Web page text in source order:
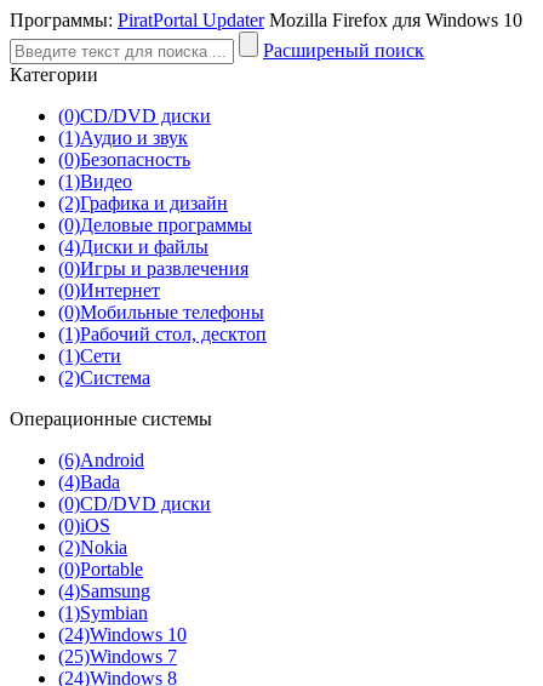
Программы: PiratPortal Updater Mozilla Firefox для Windows 10
Расширеный поиск
Категории
(0)CD/DVD диски
(1)Аудио и звук
(0)Безопасность
(1)Видео
(2)Графика и дизайн
(0)Деловые программы
(4)Диски и файлы
(0)Игры и развлечения
(0)Интернет
(0)Мобильные телефоны
(1)Рабочий стол, десктоп
(1)Сети
(2)Система
Операционные системы
(6)Android
(4)Bada
(0)CD/DVD диски
(0)iOS
(2)Nokia
(0)Portable
(4)Samsung
(1)Symbian
(24)Windows 10
(25)Windows 7
(24)Windows 8